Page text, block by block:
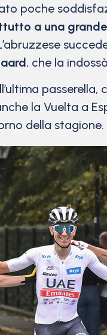
poche
a una
, che la
la Vuelta a
della stagione.